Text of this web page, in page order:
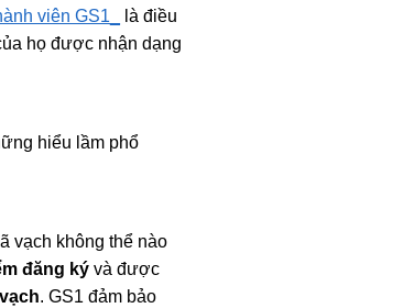
viên GS1_
là điều
họ được nhận dạng
hiểu lầm phổ
vạch không thể nào
đăng ký và được
. GS1 đảm bảo